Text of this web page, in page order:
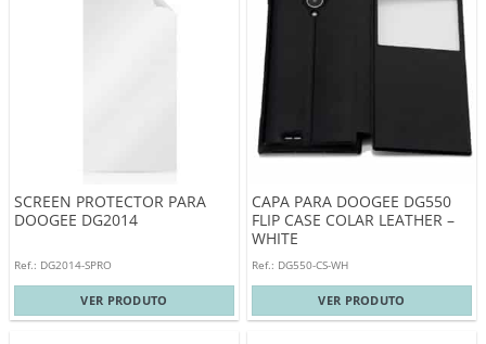
SCREEN PROTECTOR PARA
DOOGEE DG2014
Ref.: DG2014-SPRO
VER PRODUTO
CAPA PARA DOOGEE DG550
FLIP CASE COLAR LEATHER –
WHITE
Ref.: DG550-CS-WH
VER PRODUTO